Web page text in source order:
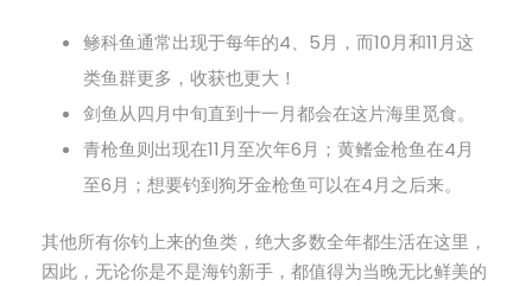
鲹科鱼通常出现于每年的4、5月，而10月和11月这
类鱼群更多，收获也更大！
剑鱼从四月中旬直到十一月都会在这片海里觅食。
青枪鱼则出现在11月至次年6月；黄鳍金枪鱼在4月
至6月；想要钓到狗牙金枪鱼可以在4月之后来。
其他所有你钓上来的鱼类，绝大多数全年都生活在这里，
因此，无论你是不是海钓新手，都值得为当晚无比鲜美的